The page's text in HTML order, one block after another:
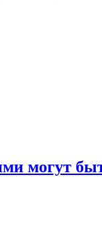
могут